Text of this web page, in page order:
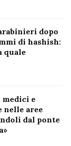
dopo
di hashish:
quale
medici e
aree
dal ponte